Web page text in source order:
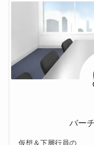
バー
仮想＆下層行員の